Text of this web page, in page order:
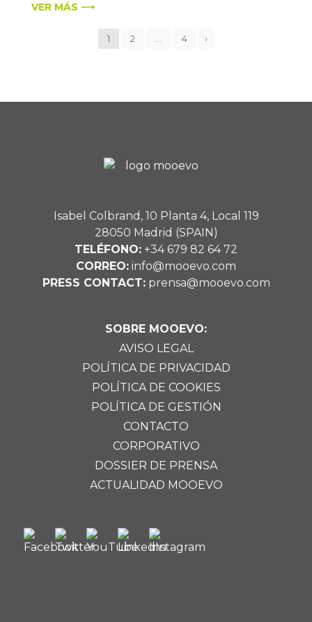
VER MÁS ⟶
1 2 4 ›
Isabel Colbrand, 10 Planta 4, Local 119
28050 Madrid (SPAIN)
TELÉFONO: +34 679 82 64 72
CORREO: info@mooevo.com
PRESS CONTACT:prensa@mooevo.com
SOBRE MOOEVO:
AVISO LEGAL
POLÍTICA DE PRIVACIDAD
POLÍTICA DE COOKIES
POLÍTICA DE GESTIÓN
CONTACTO
CORPORATIVO
DOSSIER DE PRENSA
ACTUALIDAD MOOEVO